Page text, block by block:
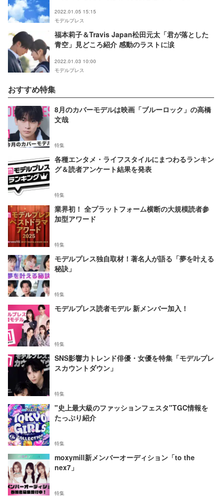
2022.01.05 15:15
モデルプレス
福本莉子＆Travis Japan松田元太「君が落とした
青空」見どころ紹介 感動のラストに涙
2022.01.03 10:00
モデルプレス
おすすめ特集
8月のカバーモデルは映画「ブルーロック」の高橋
文哉
特集
各種エンタメ・ライフスタイルにまつわるランキン
グ＆読者アンケート結果を発表
特集
業界初！ 全プラットフォーム横断の大規模読者参
加型アワード
特集
モデルプレス独自取材！著名人が語る「夢を叶える
秘訣」
特集
モデルプレス読者モデル 新メンバー加入！
特集
SNS影響力トレンド俳優・女優を特集「モデルプレ
スカウントダウン」
特集
"史上最大級のファッションフェスタ"TGC情報を
たっぷり紹介
特集
moxymill新メンバーオーディション「to the
nex7」
特集